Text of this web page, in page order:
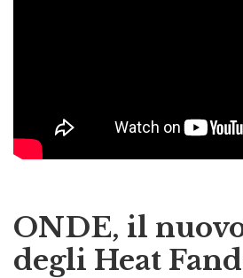
ONDE, il
degli Heat